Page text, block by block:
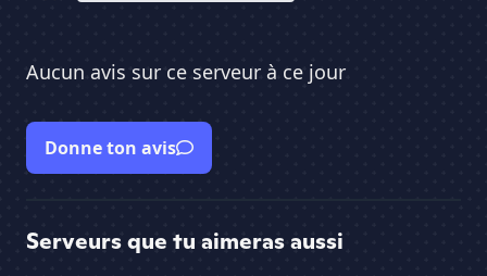
Aucun avis sur ce serveur à ce jour
Donne ton avis
Serveurs que tu aimeras aussi